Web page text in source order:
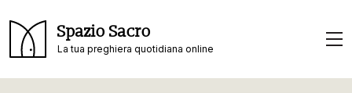
Spazio Sacro
La tua preghiera quotidiana online